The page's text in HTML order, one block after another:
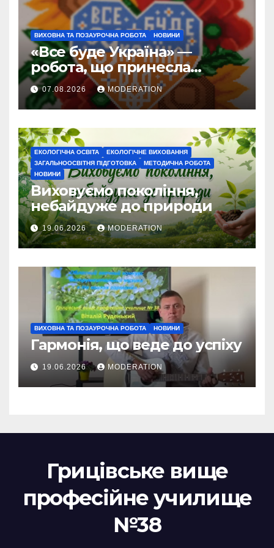
практика”
ВИХОВНА ТА ПОЗАУРОЧНА РОБОТА НОВИНИ
«Все буде Україна» —
робота, що принесла
перемогу
07.08.2026 MODERATION
ЕКОЛОГІЧНА ОСВІТА
ЕКОЛОГІЧНЕ ВИХОВАННЯ
ЗАГАЛЬНООСВІТНЯ ПІДГОТОВКА
МЕТОДИЧНА РОБОТА
НОВИНИ
Виховуємо покоління,
небайдуже до природи
19.06.2026 MODERATION
ВИХОВНА ТА ПОЗАУРОЧНА РОБОТА НОВИНИ
Гармонія, що веде до успіху
19.06.2026 MODERATION
Грицівське вище
професійне училище
№38